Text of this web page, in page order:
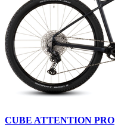
CUBE ATTENTION PRO